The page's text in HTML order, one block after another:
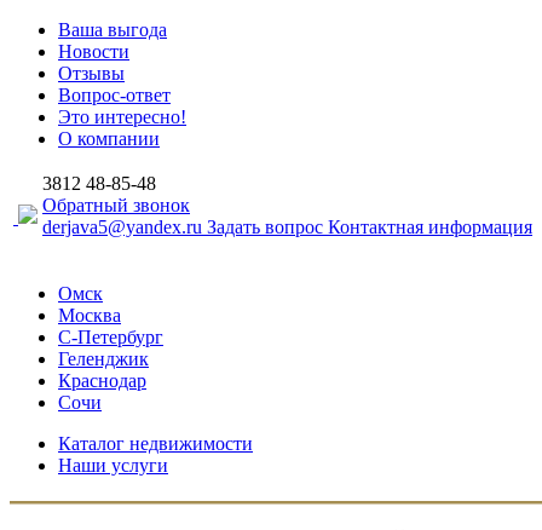
Ваша выгода
Новости
Отзывы
Вопрос-ответ
Это интересно!
О компании
3812 48-85-48
Обратный звонок
derjava5@yandex.ru Задать вопрос Контактная информация
Омск
Москва
С-Петербург
Геленджик
Краснодар
Сочи
Каталог недвижимости
Наши услуги